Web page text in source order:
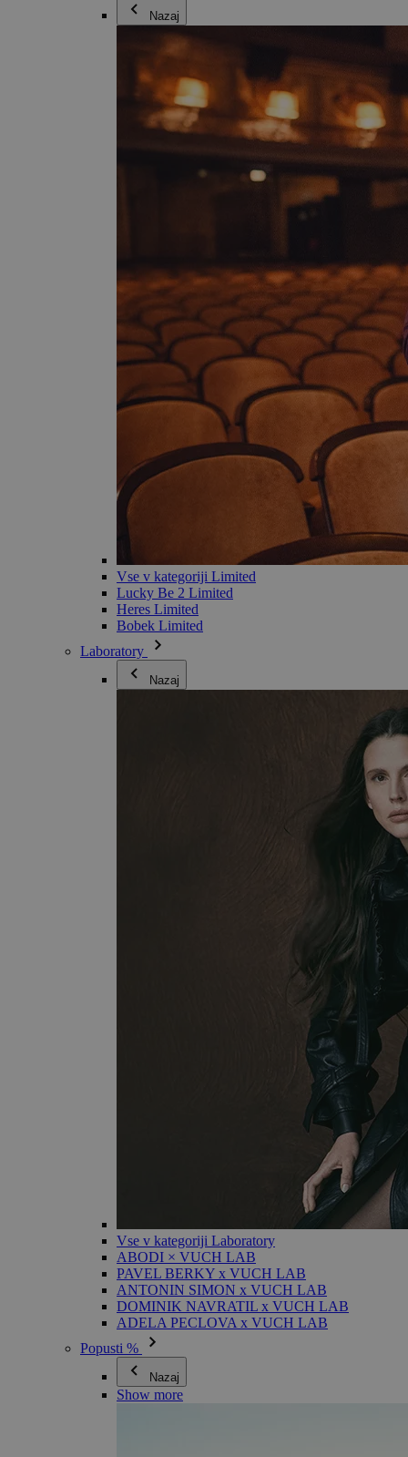
Nazaj
Vse v kategoriji Limited
Lucky Be 2 Limited
Heres Limited
Bobek Limited
Laboratory
Nazaj
Vse v kategoriji Laboratory
ABODI × VUCH LAB
PAVEL BERKY x VUCH LAB
ANTONIN SIMON x VUCH LAB
DOMINIK NAVRATIL x VUCH LAB
ADELA PECLOVA x VUCH LAB
Popusti %
Nazaj
Show more